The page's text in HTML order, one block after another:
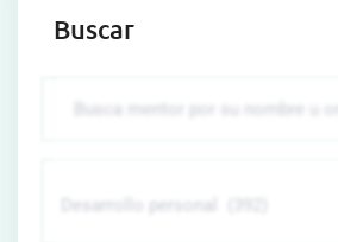
Buscar